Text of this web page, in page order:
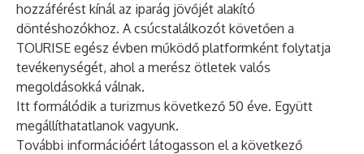
hozzáférést kínál az iparág jövőjét alakító
döntéshozókhoz. A csúcstalálkozót követően a
TOURISE egész évben működő platformként folytatja
tevékenységét, ahol a merész ötletek valós
megoldásokká válnak.
Itt formálódik a turizmus következő 50 éve. Együtt
megállíthatatlanok vagyunk.
További információért látogasson el a következő